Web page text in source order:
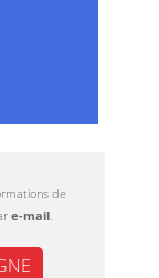
de
e-mail.